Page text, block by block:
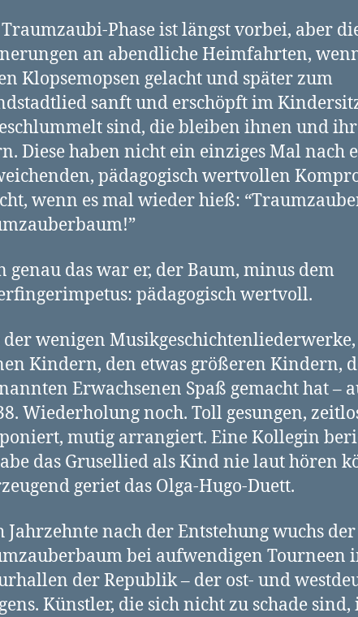
Phase ist längst vorbei, aber
an abendliche Heimfahrten,
Klopsemopsen gelacht und später zum
sanft und erschöpft im
sind, die bleiben ihnen und
Diese haben nicht ein einziges Mal nach
pädagogisch wertvollen
wenn es mal wieder hieß:
genau das war er, der Baum, minus dem
pädagogisch wertvoll.
der wenigen Musikgeschichtenliederwerke,
Kindern, den etwas größeren Kindern,
Erwachsenen Spaß gemacht hat –
Wiederholung noch. Toll gesungen,
mutig arrangiert. Eine Kollegin
das Grusellied als Kind nie laut hören
geriet das Olga-Hugo-Duett.
Jahrzehnte nach der Entstehung wuchs der
bei aufwendigen Tourneen
der Republik – der ost- und
Künstler, die sich nicht zu schade